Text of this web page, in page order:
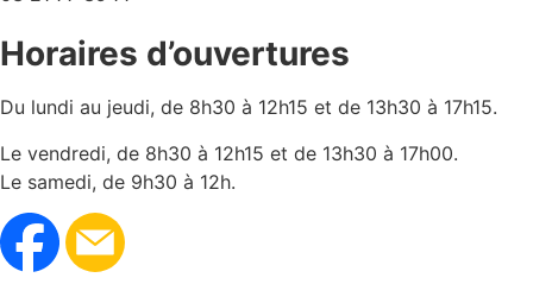
Horaires d’ouvertures
Du lundi au jeudi, de 8h30 à 12h15 et de 13h30 à 17h15.
Le vendredi, de 8h30 à 12h15 et de 13h30 à 17h00.
Le samedi, de 9h30 à 12h.